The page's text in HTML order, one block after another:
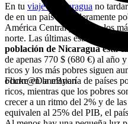
Flickr@DaneBrian
En tu viaje a Nicaragua no
de en un país verdaderamente
América Central y uno de los
norte. Las últimas estadísticas
población de Nicaragua está
de apenas 770 $ (680 €) al año
ricos y los más pobres siguen
ocurre en la mayoría de países
ricos, mientras que los pobres
crecer a un ritmo del 2% y de
equivalen al 25% del PIB, el